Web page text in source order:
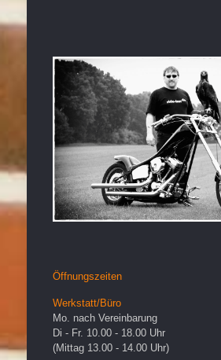
Öffnungszeiten
Werkstatt/Büro
Mo. nach Vereinbarung
Di - Fr. 10.00 - 18.00 Uhr
(Mittag 13.00 - 14.00 Uhr)